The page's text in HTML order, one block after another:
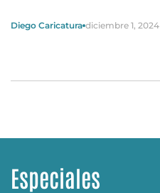
Diego Caricatura diciembre 1, 2024
Especiales